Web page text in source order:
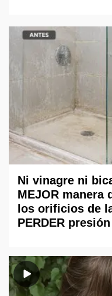
Ni vinagre ni
MEJOR manera
los orificios de
PERDER presión